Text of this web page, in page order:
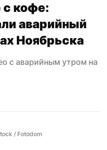
с кофе:
аварийный
Ноябрьска
с аварийным утром на
/ Fotodom